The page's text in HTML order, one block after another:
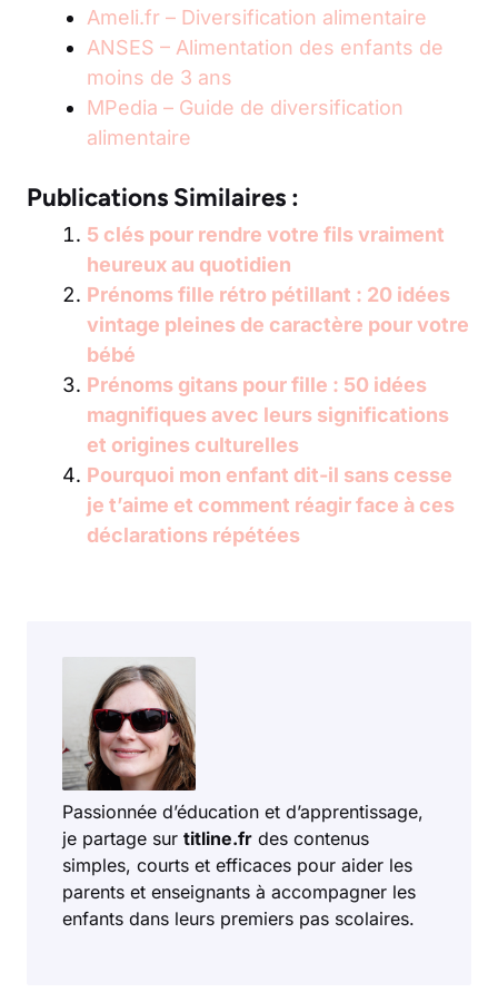
Ameli.fr – Diversification alimentaire
ANSES – Alimentation des enfants de
moins de 3 ans
MPedia – Guide de diversification
alimentaire
Publications Similaires :
5 clés pour rendre votre fils vraiment
heureux au quotidien
Prénoms fille rétro pétillant : 20 idées
vintage pleines de caractère pour votre
bébé
Prénoms gitans pour fille : 50 idées
magnifiques avec leurs significations
et origines culturelles
Pourquoi mon enfant dit-il sans cesse
je t’aime et comment réagir face à ces
déclarations répétées
Passionnée d’éducation et d’apprentissage,
je partage sur titline.fr des contenus
simples, courts et efficaces pour aider les
parents et enseignants à accompagner les
enfants dans leurs premiers pas scolaires.